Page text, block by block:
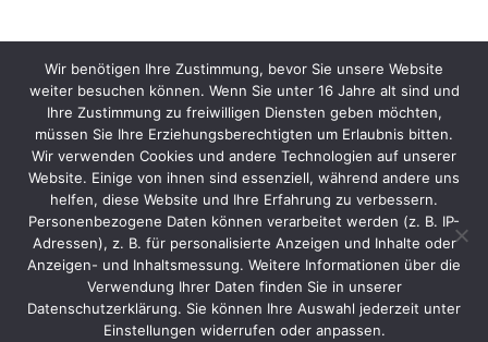
Wir benötigen Ihre Zustimmung, bevor Sie unsere Website
weiter besuchen können. Wenn Sie unter 16 Jahre alt sind und
Ihre Zustimmung zu freiwilligen Diensten geben möchten,
müssen Sie Ihre Erziehungsberechtigten um Erlaubnis bitten.
Wir verwenden Cookies und andere Technologien auf unserer
Website. Einige von ihnen sind essenziell, während andere uns
helfen, diese Website und Ihre Erfahrung zu verbessern.
Personenbezogene Daten können verarbeitet werden (z. B. IP-
Adressen), z. B. für personalisierte Anzeigen und Inhalte oder
Anzeigen- und Inhaltsmessung. Weitere Informationen über die
Verwendung Ihrer Daten finden Sie in unserer
Datenschutzerklärung. Sie können Ihre Auswahl jederzeit unter
Einstellungen widerrufen oder anpassen.